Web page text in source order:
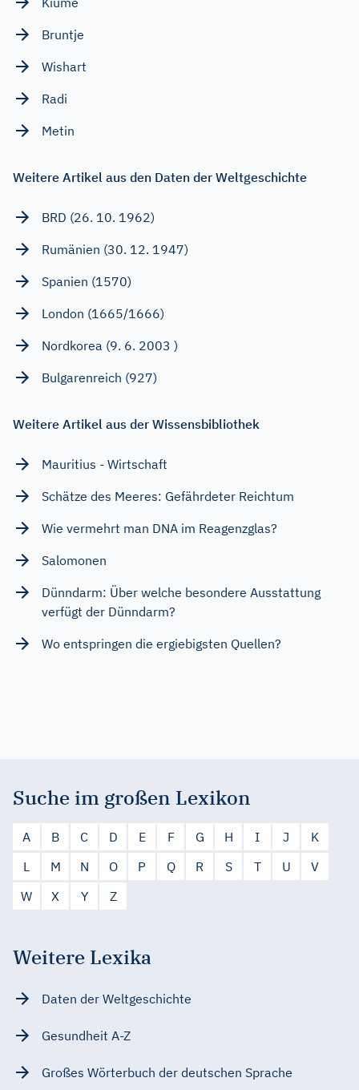
Bruntje
Wishart
Radi
Metin
Weitere Artikel aus den Daten der Weltgeschichte
BRD (26. 10. 1962)
Rumänien (30. 12. 1947)
Spanien (1570)
London (1665/1666)
Nordkorea (9. 6. 2003 )
Bulgarenreich (927)
Weitere Artikel aus der Wissensbibliothek
Mauritius - Wirtschaft
Schätze des Meeres: Gefährdeter Reichtum
Wie vermehrt man DNA im Reagenzglas?
Salomonen
Dünndarm: Über welche besondere Ausstattung
verfügt der Dünndarm?
Wo entspringen die ergiebigsten Quellen?
Suche im großen Lexikon
A B C D E F G H I J
K
L
M N O P Q R S T U
V
W
X Y Z
Weitere Lexika
Daten der Weltgeschichte
Gesundheit A-Z
Großes Wörterbuch der deutschen Sprache